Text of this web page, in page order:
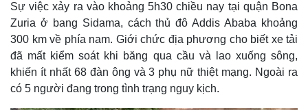
Sự việc xảy ra vào khoảng 5h30 chiều nay tại quận Bona
Zuria ở bang Sidama, cách thủ đô Addis Ababa khoảng
300 km về phía nam. Giới chức địa phương cho biết xe tải
đã mất kiểm soát khi băng qua cầu và lao xuống sông,
khiến ít nhất 68 đàn ông và 3 phụ nữ thiệt mạng. Ngoài ra
có 5 người đang trong tình trạng nguy kịch.